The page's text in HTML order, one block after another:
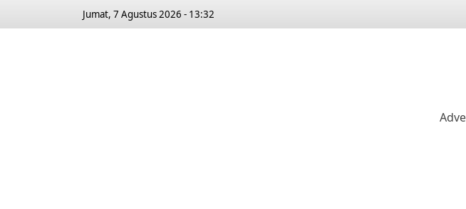
Jumat, 7 Agustus 2026 - 13:32